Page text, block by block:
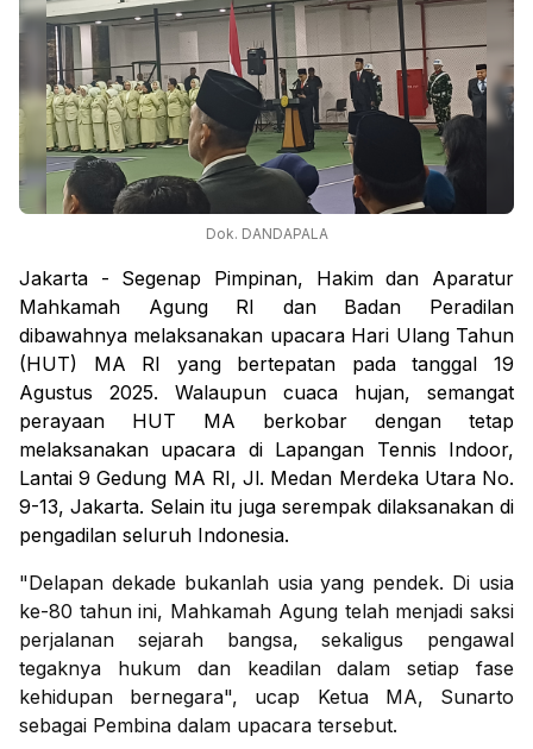
Dok. DANDAPALA
Jakarta - Segenap Pimpinan, Hakim dan Aparatur
Mahkamah Agung RI dan Badan Peradilan
dibawahnya melaksanakan upacara Hari Ulang Tahun
(HUT) MA RI yang bertepatan pada tanggal 19
Agustus 2025. Walaupun cuaca hujan, semangat
perayaan HUT MA berkobar dengan tetap
melaksanakan upacara di Lapangan Tennis Indoor,
Lantai 9 Gedung MA RI, Jl. Medan Merdeka Utara No.
9-13, Jakarta. Selain itu juga serempak dilaksanakan di
pengadilan seluruh Indonesia.
"Delapan dekade bukanlah usia yang pendek. Di usia
ke-80 tahun ini, Mahkamah Agung telah menjadi saksi
perjalanan sejarah bangsa, sekaligus pengawal
tegaknya hukum dan keadilan dalam setiap fase
kehidupan bernegara", ucap Ketua MA, Sunarto
sebagai Pembina dalam upacara tersebut.